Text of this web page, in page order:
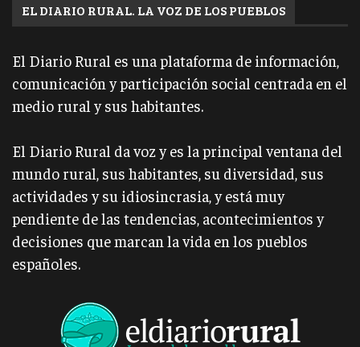
EL DIARIO RURAL. LA VOZ DE LOS PUEBLOS
El Diario Rural es una plataforma de información,
comunicación y participación social centrada en el
medio rural y sus habitantes.
El Diario Rural da voz y es la principal ventana del
mundo rural, sus habitantes, su diversidad, sus
actividades y su idiosincrasia, y está muy
pendiente de las tendencias, acontecimientos y
decisiones que marcan la vida en los pueblos
españoles.